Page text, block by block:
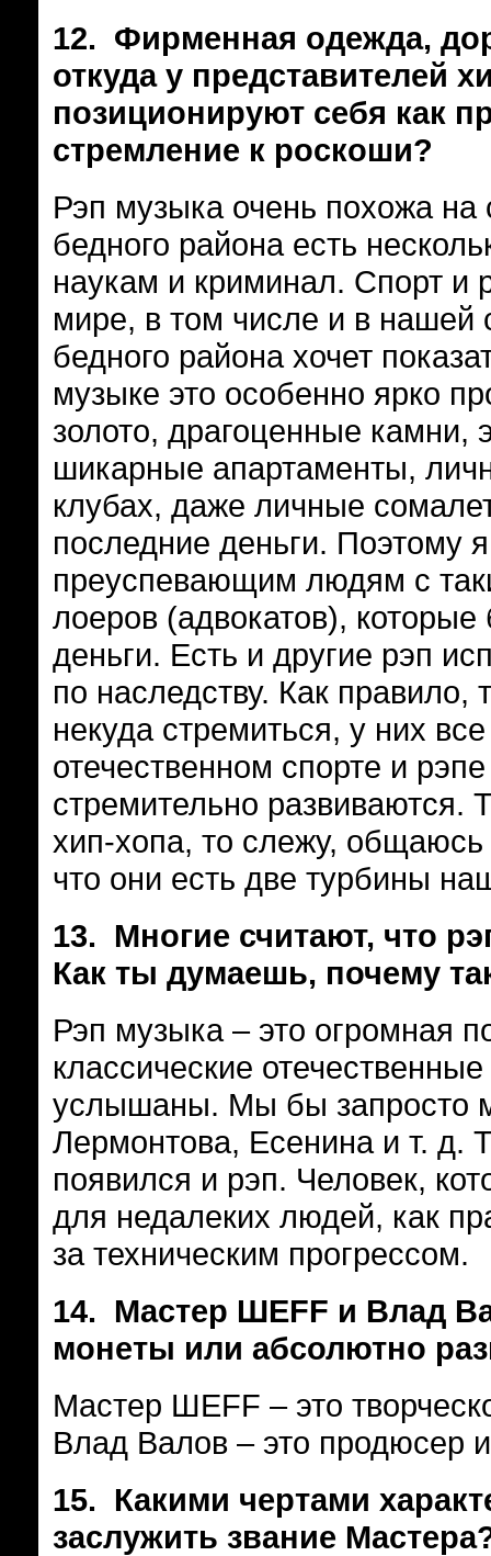
12. Фирменная одежда,
откуда у представителей
позиционируют себя как
стремление к роскоши?
Рэп музыка очень похожа
бедного района есть
наукам и криминал. Спорт и
мире, в том числе и в
бедного района хочет
музыке это особенно ярко
золото, драгоценные камни,
шикарные апартаменты,
клубах, даже личные
последние деньги. Поэтому
преуспевающим людям с
лоеров (адвокатов),
деньги. Есть и другие рэп
по наследству. Как
некуда стремиться, у них
отечественном спорте и
стремительно развиваются.
хип-хопа, то слежу,
что они есть две турбины
13.
Многие считают, что
Как ты думаешь, почему
Рэп музыка – это огромная
классические
услышаны. Мы бы запросто
Лермонтова, Есенина и т. д.
появился и рэп. Человек,
для недалеких людей, как
за техническим прогрессом.
14.
Мастер ШЕFF и Влад
монеты или абсолютно
Мастер ШЕFF – это
Влад Валов – это продюсер
15.
Какими чертами
заслужить звание